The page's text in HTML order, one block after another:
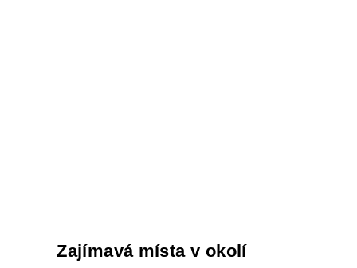
Zajímavá místa v okolí